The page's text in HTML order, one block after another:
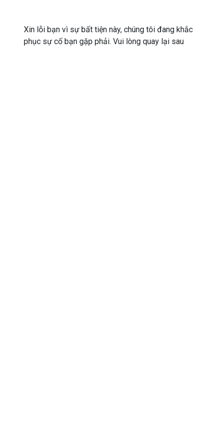
Xin lỗi bạn vì sự bất tiện này, chúng tôi đang khắc
phục sự cố bạn gặp phải. Vui lòng quay lại sau